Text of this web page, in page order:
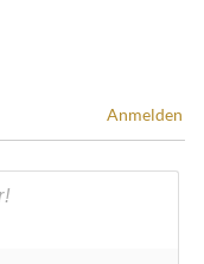
Anmelden